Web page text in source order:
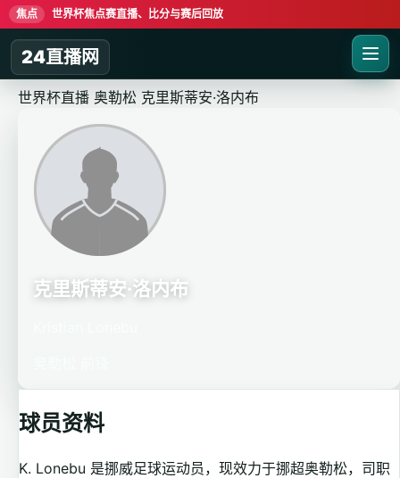
焦点 世界杯焦点赛直播、比分与赛后回放
24直播网
世界杯直播 奥勒松 克里斯蒂安·洛内布
克里斯蒂安·洛内布
球员资料
K. Lonebu 是挪威足球运动员，现效力于挪超奥勒松，司职